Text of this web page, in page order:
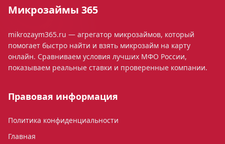
Микрозаймы 365
mikrozaym365.ru — агрегатор микрозаймов, который
помогает быстро найти и взять микрозайм на карту
онлайн. Сравниваем условия лучших МФО России,
показываем реальные ставки и проверенные компании.
Правовая информация
Политика конфиденциальности
Главная